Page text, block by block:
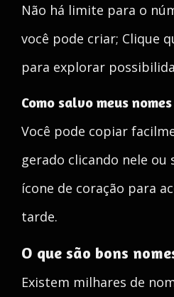
Não há limite para o
você pode criar; Clique
para explorar
Como salvo meus
Você pode copiar
gerado clicando nele ou
ícone de coração para
tarde.
O que são bons
Existem milhares de